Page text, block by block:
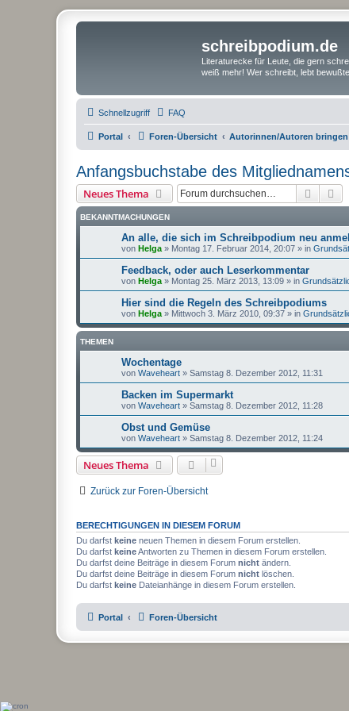
schreibpodium.de
Literaturecke für Leute, die gern
weiß mehr! Wer schreibt, lebt
Schnellzugriff FAQ
Portal Foren-Übersicht Autorinnen/Autoren
Anfangsbuchstabe des
Neues Thema Suche
BEKANNTMACHUNGEN
An alle, die sich im Schreibpodium neu
von Helga » Montag 17. Februar 2014, 20:07 » in
Feedback, oder auch Leserkommentar
von Helga » Montag 25. März 2013, 13:09 » in
Hier sind die Regeln des Schreibpodiums
von Helga » Mittwoch 3. März 2010, 09:37 » in
THEMEN
Wochentage
von Waveheart » Samstag 8. Dezember 2012, 11:31
Backen im Supermarkt
von Waveheart » Samstag 8. Dezember 2012, 11:28
Obst und Gemüse
von Waveheart » Samstag 8. Dezember 2012, 11:24
Neues Thema
Zurück zur Foren-Übersicht
BERECHTIGUNGEN IN DIESEM FORUM
Du darfst keine neuen Themen in diesem Forum erstellen.
Du darfst keineAntworten zu Themen in diesem Forum erstellen.
Du darfst deine Beiträge in diesem Forum nicht ändern.
Du darfst deine Beiträge in diesem Forum nicht löschen.
Du darfst keine Dateianhänge in diesem Forum erstellen.
Portal Foren-Übersicht